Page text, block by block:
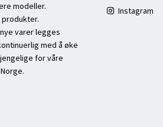
modeller.
produkter.
varer legges
med å øke
for våre
Instagram